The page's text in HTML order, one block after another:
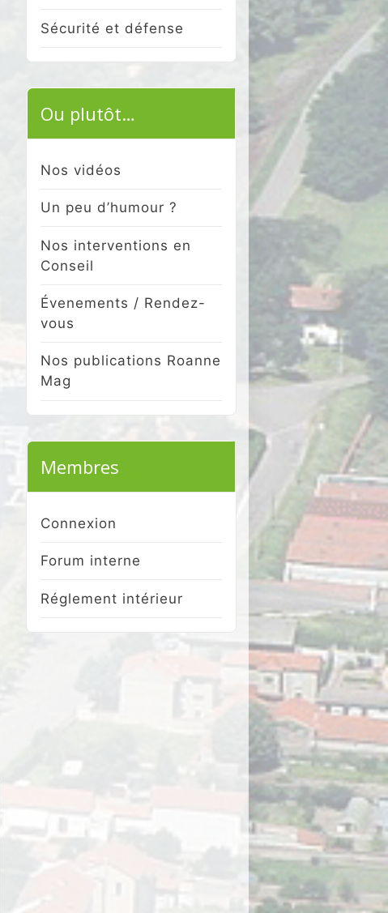
Sécurité et défense
Ou plutôt…
Nos vidéos
Un peu d’humour ?
Nos interventions en
Conseil
Évenements / Rendez-
vous
Nos publications Roanne
Mag
Membres
Connexion
Forum interne
Réglement intérieur